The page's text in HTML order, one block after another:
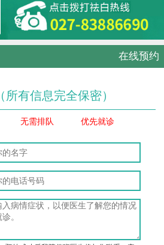
在线预约
（所有信息完全保密）
无需排队 优先就诊